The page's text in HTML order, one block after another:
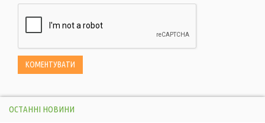
ОСТАННІ НОВИНИ